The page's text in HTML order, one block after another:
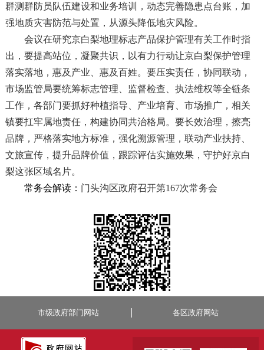
群测群防员队伍建设和业务培训，动态完善隐患点台账，加
强地质灾害防范与处置，从源头降低地灾风险。
会议在研究京白梨地理标志产品保护管理有关工作时指
出，要提高站位，凝聚共识，以有力行动让京白梨保护管理
落实落地，惠及产业、惠及百姓。要压实责任，协同联动，
市场监管局要统筹标志管理、监督检查、执法维权等全链条
工作，各部门要抓好种植指导、产业培育、市场推广，相关
镇要扛牢属地责任，构建协同共治格局。要长效治理，擦亮
品牌，严格落实地方标准，强化溯源管理，联动产业扶持、
文旅宣传，提升品牌价值，跟踪评估实施效果，守护好京白
梨这张区域名片。
常务会解读： 门头沟区政府召开第167次常务会
市级政府部门网站 各区政府网站